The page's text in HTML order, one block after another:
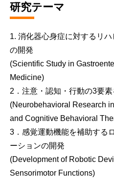
研究テーマ
1. 消化器心身症に対するリ
の開発
(Scientific Study in
Medicine)
2．注意・認知・行動の3要
(Neurobehavioral Research
and Cognitive Behavioral
3．感覚運動機能を補助する
ーションの開発
(Development of Robotic
Sensorimotor Functions)